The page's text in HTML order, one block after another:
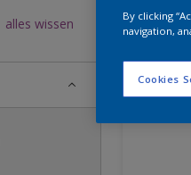
alles wissen 49
By clicking
navigation,
Cookies